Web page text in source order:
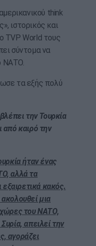
think
ιστορικός και
TVP World τους
σύντομα να
ΝΑΤΟ.
τα εξής πολύ
την Τουρκία
από καιρό την
ήταν ένας
αλλά τα
εξαιρετικά κακός.
μια
χώρες του ΝΑΤΟ,
απειλεί την
αγοράζει